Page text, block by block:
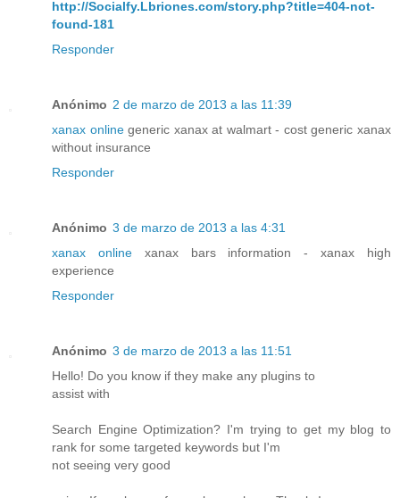
http://Socialfy.Lbriones.com/story.php?title=404-not-
found-181
Responder
Anónimo 2 de marzo de 2013 a las 11:39
xanax onlinegeneric xanax at walmart - cost generic xanax
without insurance
Responder
Anónimo 3 de marzo de 2013 a las 4:31
xanax onlinexanax bars information - xanax high
experience
Responder
Anónimo 3 de marzo de 2013 a las 11:51
Hello! Do you know if they make any plugins to
assist with
Search Engine Optimization? I'm trying to get my blog to
rank for some targeted keywords but I'm
not seeing very good